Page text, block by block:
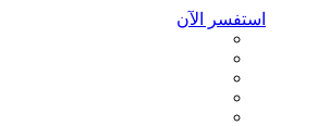
استفسر الآن